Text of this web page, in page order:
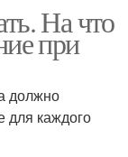
На что
при
должно
для каждого